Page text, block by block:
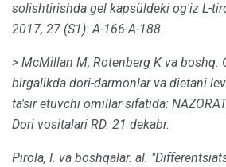
solishtirishda gel kapsüldeki og'iz L-
2017, 27 (S1): A-166-A-188.
> McMillan M, Rotenberg K va boshq.
birgalikda dori-darmonlar va dietani
ta'sir etuvchi omillar sifatida:
Dori vositalari RD. 21 dekabr.
Pirola, I. va boshqalar. al.